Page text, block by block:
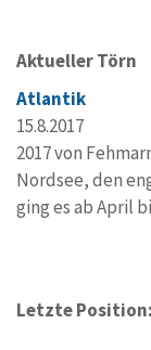
Aktueller Törn
Atlantik
15.8.2017
2017 von
Nordsee, den
ging es ab April
Letzte Position: